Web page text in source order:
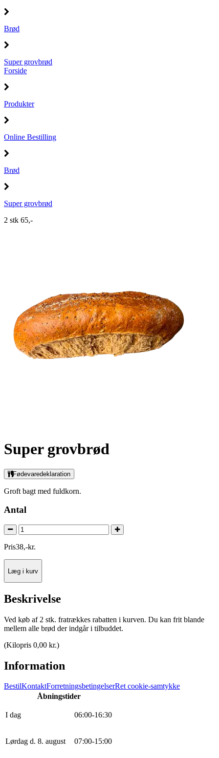
Brød
Super grovbrød
Forside
Produkter
Online Bestilling
Brød
Super grovbrød
2 stk 65,-
Super grovbrød
Fødevaredeklaration
Groft bagt med fuldkorn.
Antal
Pris38,-kr.
Læg i kurv
Beskrivelse
Ved køb af 2 stk. fratrækkes rabatten i kurven. Du kan frit blande
mellem alle brød der indgår i tilbuddet.
(Kilopris 0,00 kr.)
Information
BestilKontaktForretningsbetingelserRet cookie-samtykke
Åbningstider
I dag 06:00-16:30
Lørdag d. 8. august 07:00-15:00